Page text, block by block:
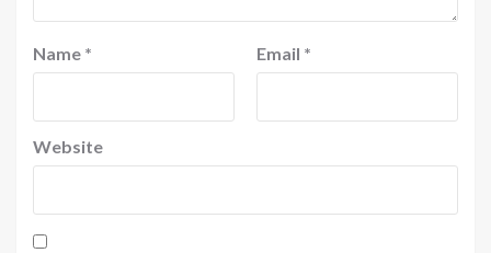
Name * Email *
Website